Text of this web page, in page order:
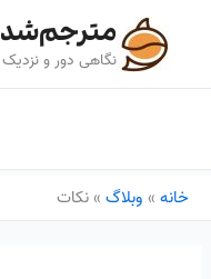
نگاهی دور و
خانه وبلاگ نکات